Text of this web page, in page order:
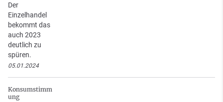
Der
Einzelhandel
bekommt das
auch 2023
deutlich zu
spüren.
05.01.2024
Konsumstimm
ung